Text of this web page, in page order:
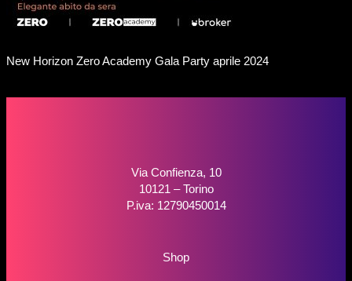
New Horizon Zero Academy Gala Party aprile 2024
Via Confienza, 10
10121 – Torino
P.iva: 12790450014
Shop